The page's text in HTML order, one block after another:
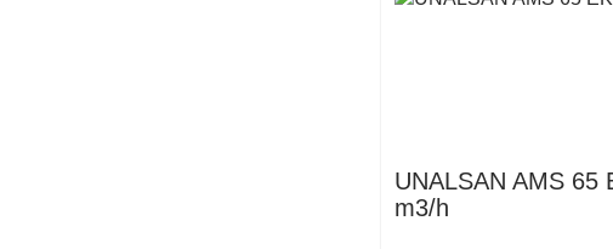
UNALSAN AMS 65
m3/h